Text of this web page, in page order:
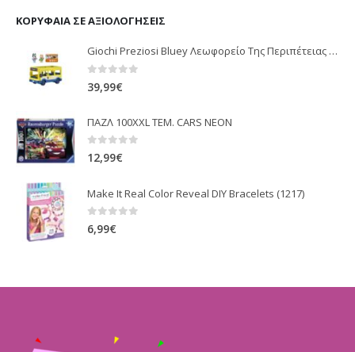
ΚΟΡΥΦΑΊΑ ΣΕ ΑΞΙΟΛΟΓΉΣΕΙΣ
Giochi Preziosi Bluey Λεωφορείο Της Περιπέτειας Με 2 Φιγούρες (BLY39010)
39,99€
ΠΑΖΛ 100XXL ΤΕΜ. CARS NEON
0 out of 5
12,99€
Make It Real Color Reveal DIY Bracelets (1217)
0 out of 5
6,99€